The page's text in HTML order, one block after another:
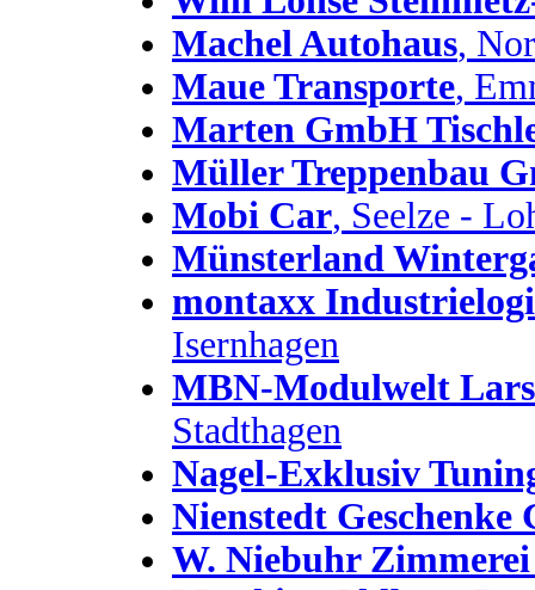
Machel Autohaus,
Maue Transporte,
Marten GmbH
Müller Treppenbau
Mobi Car, Seelze -
Münsterland
montaxx
Isernhagen
MBN-Modulwelt
Stadthagen
Nagel-Exklusiv
Nienstedt Geschenke
W. Niebuhr